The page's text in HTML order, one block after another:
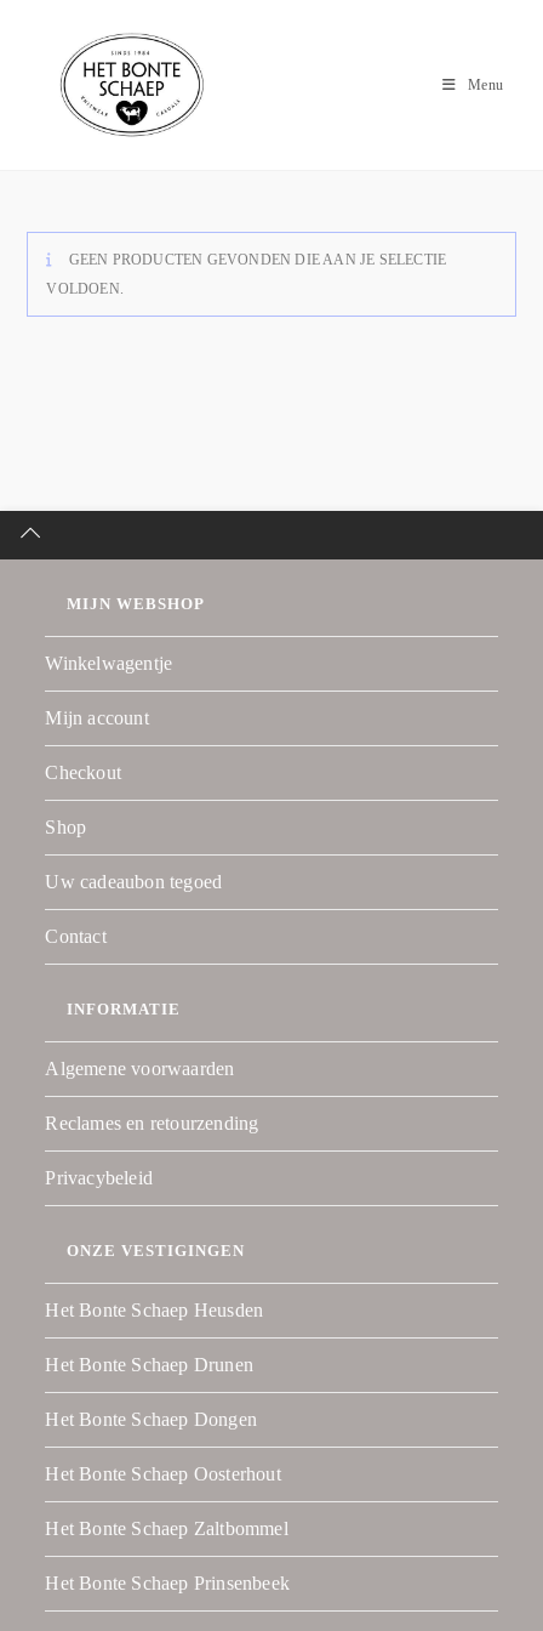
Menu
GEEN PRODUCTEN GEVONDEN DIE AAN JE SELECTIE
VOLDOEN.
MIJN WEBSHOP
Winkelwagentje
Mijn account
Checkout
Shop
Uw cadeaubon tegoed
Contact
INFORMATIE
Algemene voorwaarden
Reclames en retourzending
Privacybeleid
ONZE VESTIGINGEN
Het Bonte Schaep Heusden
Het Bonte Schaep Drunen
Het Bonte Schaep Dongen
Het Bonte Schaep Oosterhout
Het Bonte Schaep Zaltbommel
Het Bonte Schaep Prinsenbeek